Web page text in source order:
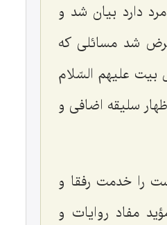
دارد بیان شد و
شد مسائلی كه
علیهم السّلام
سلیقه اضافی و
را خدمت رفقا و
مفاد روایات و